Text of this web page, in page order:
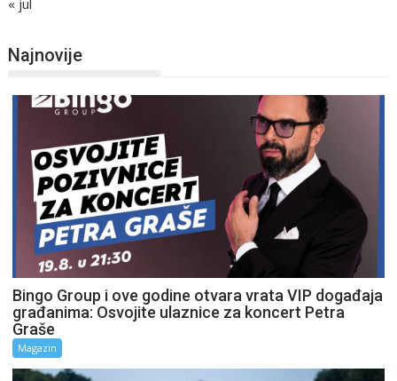
Najnovije
Bingo Group i ove godine otvara vrata VIP događaja
građanima: Osvojite ulaznice za koncert Petra
Graše
Magazin